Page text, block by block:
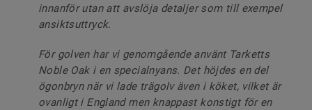
innanför utan att avslöja detaljer som till exempel
ansiktsuttryck.
För golven har vi genomgående använt Tarketts
Noble Oak i en specialnyans. Det höjdes en del
ögonbryn när vi lade trägolv även i köket, vilket är
ovanligt i England men knappast konstigt för en